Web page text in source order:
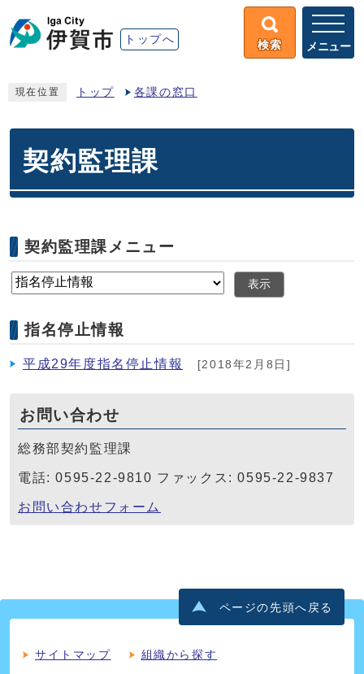
トップへ 検索 メニュー
現在位置 トップ 各課の窓口
契約監理課
契約監理課メニュー
表示
指名停止情報
平成29年度指名停止情報 [2018年2月8日]
お問い合わせ
総務部契約監理課
電話: 0595-22-9810 ファックス: 0595-22-9837
お問い合わせフォーム
ページの先頭へ戻る
サイトマップ 組織から探す